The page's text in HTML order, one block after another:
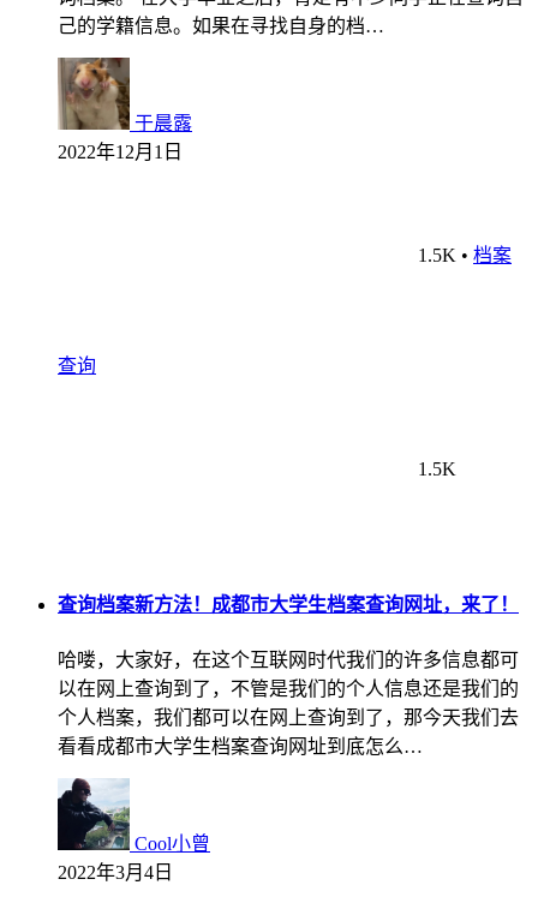
己的学籍信息。如果在寻找自身的档…
于晨露
2022年12月1日
1.5K • 档案
查询
1.5K
查询档案新方法！成都市大学生档案查询网址，来了！
哈喽，大家好，在这个互联网时代我们的许多信息都可
以在网上查询到了，不管是我们的个人信息还是我们的
个人档案，我们都可以在网上查询到了，那今天我们去
看看成都市大学生档案查询网址到底怎么…
Cool小曾
2022年3月4日